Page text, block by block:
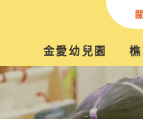
金愛幼兒園